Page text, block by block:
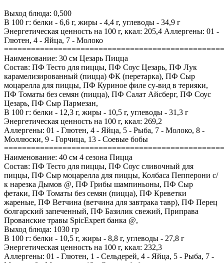
Выход блюда: 0,500
В 100 г: белки - 6,6 г, жиры - 4,4 г, углеводы - 34,9 г
Энергетическая ценность на 100 г, ккал: 205,4 Аллергены: 01 -
Глютен, 4 - Яйца, 7 - Молоко
Наименование: 30 см Цезарь Пицца
Состав: ПФ Тесто для пиццы, ПФ Соус Цезарь, ПФ Лук
карамелизированный (пицца) ФК (перетарка), ПФ Сыр
моцарелла для пиццы, ПФ Куриное филе су-вид в терияки,
ПФ Томаты без семян (пицца), ПФ Салат Айсберг, ПФ Соус
Цезарь, ПФ Сыр Пармезан,
В 100 г: белки - 12,3 г, жиры - 10,5 г, углеводы - 31,3 г
Энергетическая ценность на 100 г, ккал: 269,2
Аллергены: 01 - Глютен, 4 - Яйца, 5 - Рыба, 7 - Молоко, 8 -
Моллюски, 9 - Горчица, 13 - Соевые бобы
Наименование: 40 см 4 сезона Пицца
Состав: ПФ Тесто для пиццы, ПФ Соус сливочный для
пиццы, ПФ Сыр моцарелла для пиццы, Колбаса Пепперони с/
к нарезка Дымов @, ПФ Грибы шампиньоны, ПФ Сыр
фетаки, ПФ Томаты без семян (пицца), ПФ Креветки
жареные, ПФ Ветчина (ветчина для завтрака тавр), ПФ Перец
болгарский запеченный, ПФ Базилик свежий, Приправа
Прованские травы SpicExpert банка @,
Выход блюда: 1030 гр
В 100 г: белки - 10,5 г, жиры - 8,8 г, углеводы - 27,8 г
Энергетическая ценность на 100 г, ккал: 232,3
Аллергены: 01 - Глютен, 1 - Сельдерей, 4 - Яйца, 5 - Рыба, 7 -